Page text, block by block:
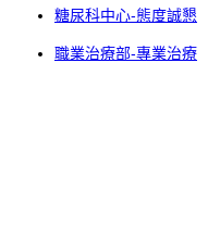
糖尿科中心-態度誠懇
職業治療部-專業治療